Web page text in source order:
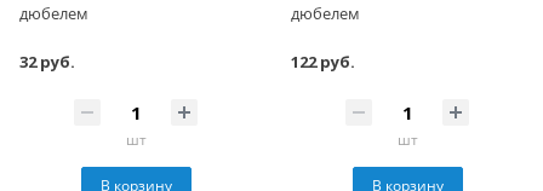
дюбелем
32 руб.
шт
В корзину
дюбелем
122 руб.
шт
В корзину